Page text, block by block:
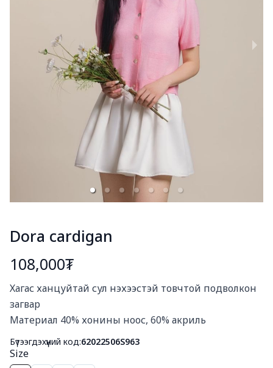
Dora cardigan
108,000₮
Хагас ханцуйтай сул нэхээстэй товчтой подволкон
загвар
Материал 40% хонины ноос, 60% акриль
Бүтээгдэхүүний код:62022506S963
Size